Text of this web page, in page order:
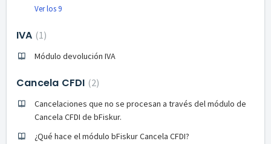
Ver los 9
IVA 1
Módulo devolución IVA
Cancela CFDI 2
Cancelaciones que no se procesan a través del módulo de
Cancela CFDI de bFiskur.
¿Qué hace el módulo bFiskur Cancela CFDI?